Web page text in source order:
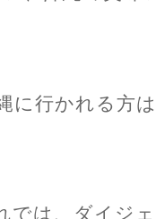
に行かれる方
では、ダイジ